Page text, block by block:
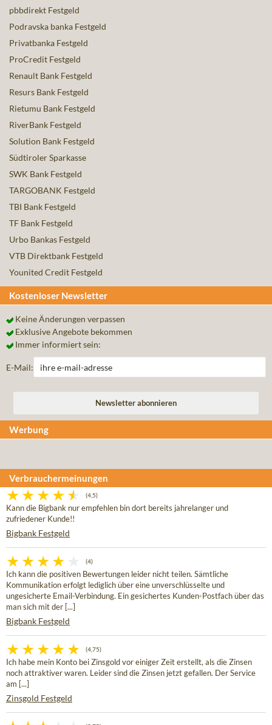
pbbdirekt Festgeld
Podravska banka Festgeld
Privatbanka Festgeld
ProCredit Festgeld
Renault Bank Festgeld
Resurs Bank Festgeld
Rietumu Bank Festgeld
RiverBank Festgeld
Solution Bank Festgeld
Südtiroler Sparkasse
SWK Bank Festgeld
TARGOBANK Festgeld
TBI Bank Festgeld
TF Bank Festgeld
Urbo Bankas Festgeld
VTB Direktbank Festgeld
Younited Credit Festgeld
Kostenloser Newsletter
Keine Änderungen verpassen
Exklusive Angebote bekommen
Immer informiert sein:
E-Mail:
Werbung
Verbrauchermeinungen
(4,5)
Kann die Bigbank nur empfehlen bin dort bereits jahrelanger und
zufriedener Kunde!!
Bigbank Festgeld
(4)
Ich kann die positiven Bewertungen leider nicht teilen. Sämtliche
Kommunikation erfolgt lediglich über eine unverschlüsselte und
ungesicherte Email-Verbindung. Ein gesichertes Kunden-Postfach über das
man sich mit der [...]
Bigbank Festgeld
(4,75)
Ich habe mein Konto bei Zinsgold vor einiger Zeit erstellt, als die Zinsen
noch attraktiver waren. Leider sind die Zinsen jetzt gefallen. Der Service
am [...]
Zinsgold Festgeld